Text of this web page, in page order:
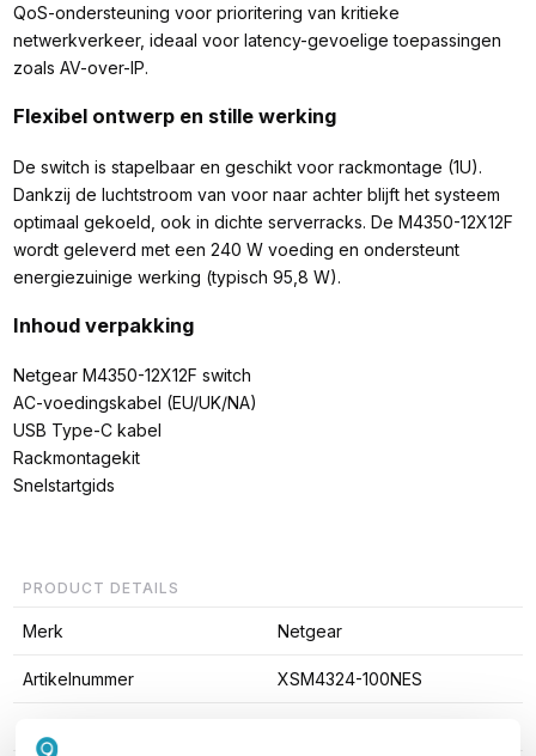
QoS-ondersteuning voor prioritering van kritieke
netwerkverkeer, ideaal voor latency-gevoelige toepassingen
zoals AV-over-IP.
Flexibel ontwerp en stille werking
De switch is stapelbaar en geschikt voor rackmontage (1U).
Dankzij de luchtstroom van voor naar achter blijft het systeem
optimaal gekoeld, ook in dichte serverracks. De M4350-12X12F
wordt geleverd met een 240 W voeding en ondersteunt
energiezuinige werking (typisch 95,8 W).
Inhoud verpakking
Netgear M4350-12X12F switch
AC-voedingskabel (EU/UK/NA)
USB Type-C kabel
Rackmontagekit
Snelstartgids
PRODUCT DETAILS
Merk Netgear
Artikelnummer XSM4324-100NES